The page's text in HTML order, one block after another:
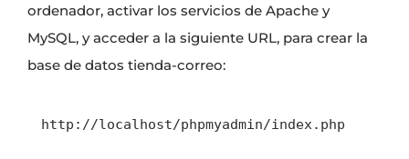
ordenador, activar los servicios de Apache y
MySQL, y acceder a la siguiente URL, para crear la
base de datos tienda-correo:
http://localhost/phpmyadmin/index.php